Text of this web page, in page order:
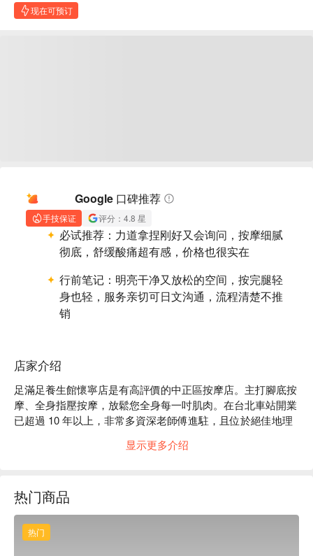
现在可预订
Google 口碑推荐
手技保证 评分：4.8 星
必试推荐： 力道拿捏刚好又会询问，按摩细腻
彻底，舒缓酸痛超有感，价格也很实在
行前笔记： 明亮干净又放松的空间，按完腿轻
身也轻，服务亲切可日文沟通，流程清楚不推
销
店家介绍
足滿足養生館懷寧店是有高評價的中正區按摩店。主打腳底按
摩、全身指壓按摩，放鬆您全身每一吋肌肉。在台北車站開業
已超過 10 年以上，非常多資深老師傅進駐，且位於絕佳地理
足滿足養生館懷寧店評價：Google 4.1 星
您身體的狀況，也針對您想要的特定部位加強調理，提供客製
化的服務。
足滿足養生館懷寧店預約、足滿足養生館懷寧店價格、足滿足
養生館懷寧店優惠立刻查看⬇︎
显示更多介绍
热门商品
热门